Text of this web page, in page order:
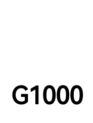
G1000